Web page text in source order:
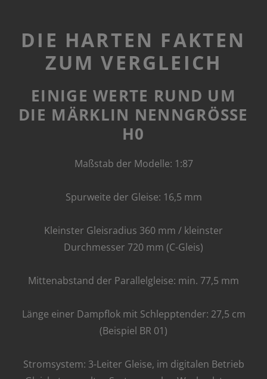
DIE HARTEN FAKTEN
ZUM VERGLEICH
EINIGE WERTE RUND UM
DIE MÄRKLIN NENNGRÖSSE H
0
Maßstab der Modelle: 1:87
Spurweite der Gleise: 16,5 mm
Kleinster Gleisradius 360 mm / kleinster
Durchmesser 720 mm (C-Gleis)
Mittenabstand der Parallelgleise: min. 77,5 mm
Länge einer Dampflok mit Schlepptender: 27,5 cm
(Beispiel BR 01)
Stromsystem: 3-Leiter Gleise, im digitalen Betrieb